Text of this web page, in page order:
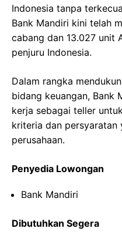
Indonesia tanpa
Bank Mandiri kini telah
cabang dan 13.027 unit
penjuru Indonesia.
Dalam rangka
bidang keuangan, Bank
kerja sebagai teller
kriteria dan
perusahaan.
Penyedia Lowongan
Bank Mandiri
Dibutuhkan Segera